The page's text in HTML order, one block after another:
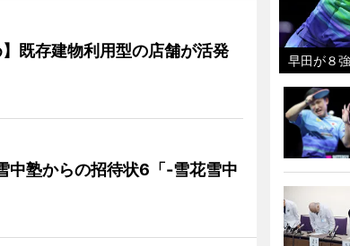
既存建物利用型の店舗が活発
中塾からの招待状6「-雪花雪中
早田が８